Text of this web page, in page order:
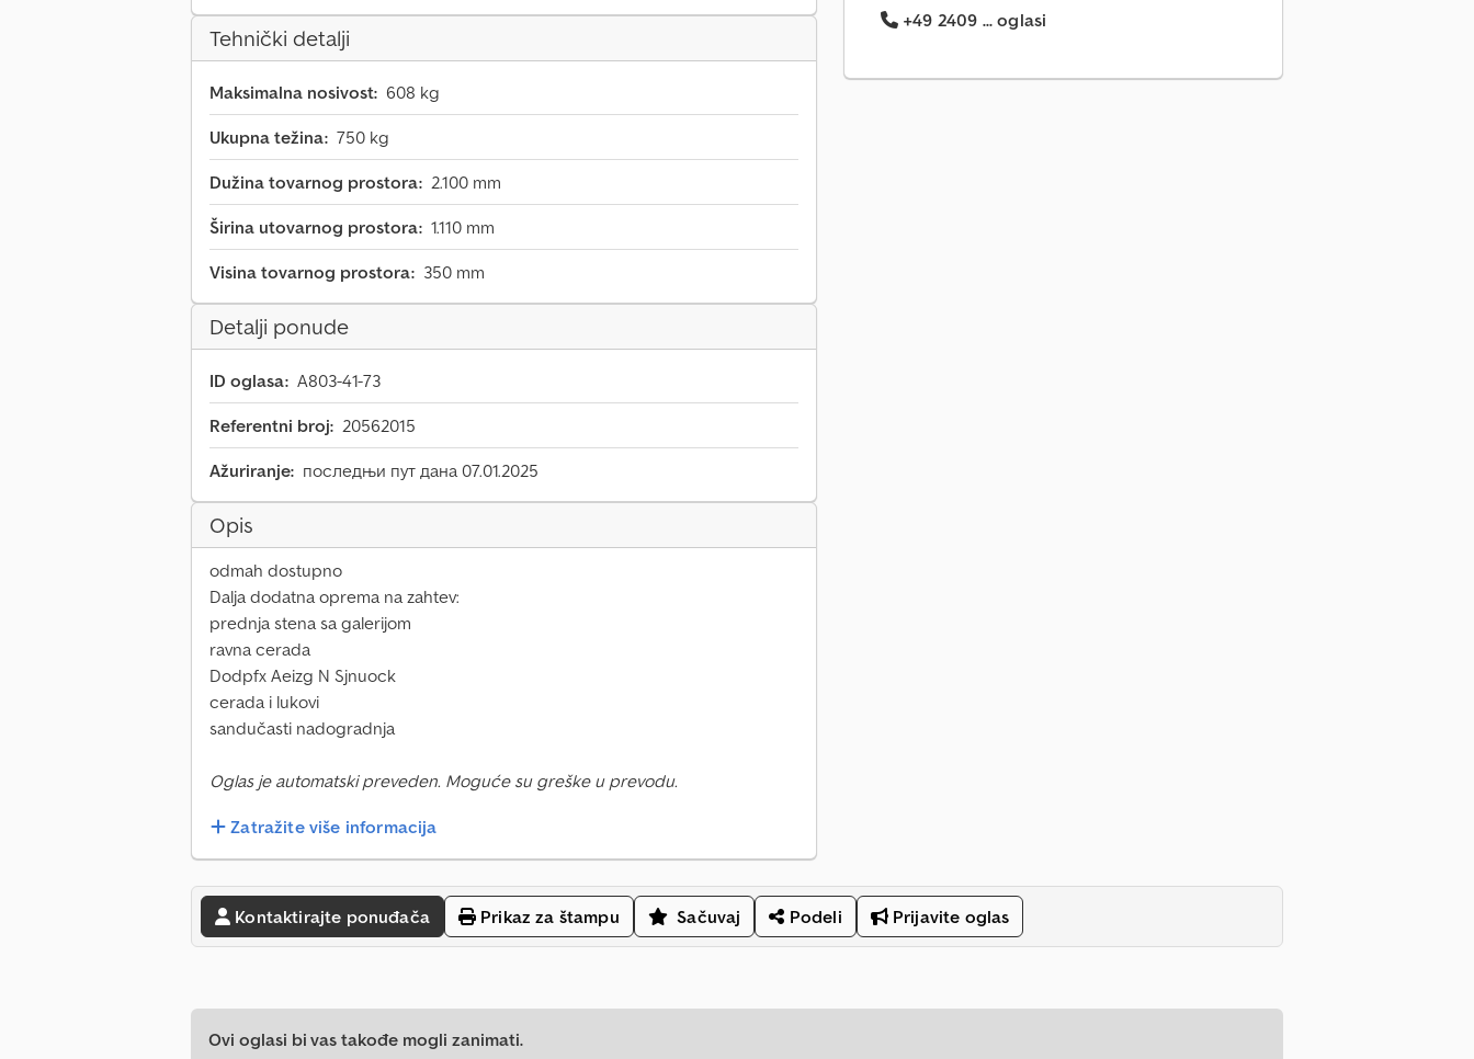
Tehnički detalji
Maksimalna nosivost: 608 kg
Ukupna težina: 750 kg
Dužina tovarnog prostora: 2.100 mm
Širina utovarnog prostora: 1.110 mm
Visina tovarnog prostora: 350 mm
Detalji ponude
ID oglasa: A803-41-73
Referentni broj: 20562015
Ažuriranje: последњи пут дана 07.01.2025
Opis
odmah dostupno
Dalja dodatna oprema na zahtev:
prednja stena sa galerijom
ravna cerada
Dodpfx Aeizg N Sjnuock
cerada i lukovi
sandučasti nadogradnja
Oglas je automatski preveden. Moguće su greške u prevodu.
Zatražite više informacija
+49 2409 ... oglasi
Kontaktirajte ponuđača Prikaz za štampu Sačuvaj Podeli Prijavite oglas
Ovi oglasi bi vas takođe mogli zanimati.